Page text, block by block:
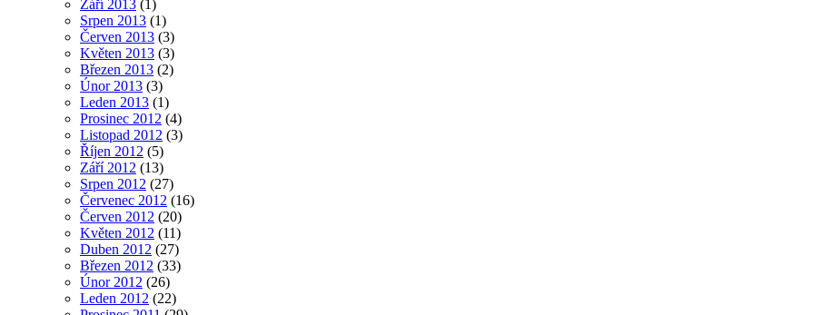
Září 2013 (1)
Srpen 2013 (1)
Červen 2013 (3)
Květen 2013 (3)
Březen 2013 (2)
Únor 2013 (3)
Leden 2013 (1)
Prosinec 2012 (4)
Listopad 2012 (3)
Říjen 2012 (5)
Září 2012 (13)
Srpen 2012 (27)
Červenec 2012 (16)
Červen 2012 (20)
Květen 2012 (11)
Duben 2012 (27)
Březen 2012 (33)
Únor 2012 (26)
Leden 2012 (22)